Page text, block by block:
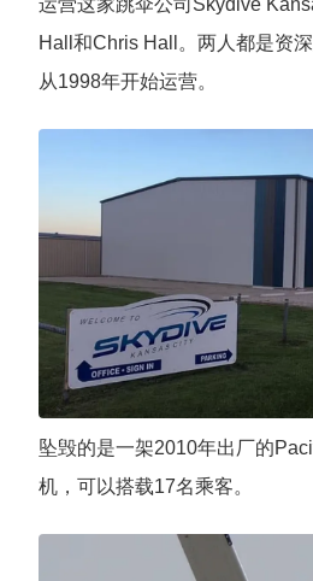
Hall和Chris Hall。两人都是资
从1998年开始运营。
坠毁的是一架2010年出厂的
机，可以搭载17名乘客。